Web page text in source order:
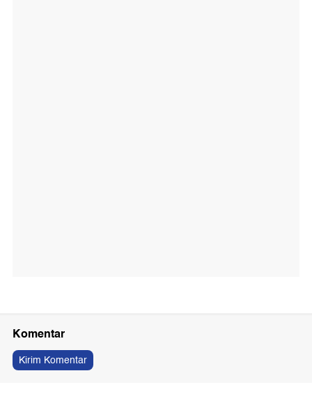
Komentar
Kirim Komentar